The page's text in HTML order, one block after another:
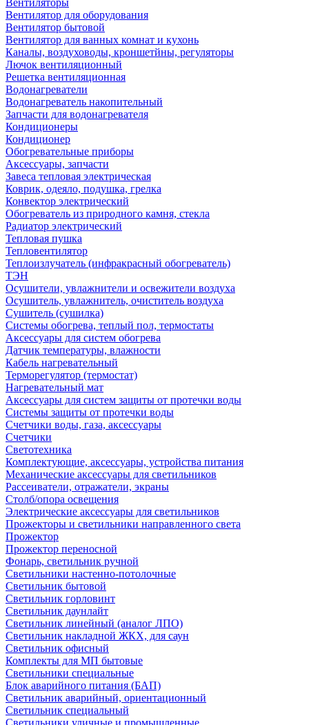
Вентиляторы
Вентилятор для оборудования
Вентилятор бытовой
Вентилятор для ванных комнат и кухонь
Каналы, воздуховоды, кроншетйны, регуляторы
Лючок вентиляционный
Решетка вентиляционная
Водонагреватели
Водонагреватель накопительный
Запчасти для водонагревателя
Кондиционеры
Кондиционер
Обогревательные приборы
Аксессуары, запчасти
Завеса тепловая электрическая
Коврик, одеяло, подушка, грелка
Конвектор электрический
Обогреватель из природного камня, стекла
Радиатор электрический
Тепловая пушка
Тепловентилятор
Теплоизлучатель (инфракрасный обогреватель)
ТЭН
Осушители, увлажнители и освежители воздуха
Осушитель, увлажнитель, очиститель воздуха
Сушитель (сушилка)
Системы обогрева, теплый пол, термостаты
Аксессуары для систем обогрева
Датчик температуры, влажности
Кабель нагревательный
Терморегулятор (термостат)
Нагревательный мат
Аксессуары для систем защиты от протечки воды
Системы защиты от протечки воды
Счетчики воды, газа, аксессуары
Счетчики
Светотехника
Комплектующие, аксессуары, устройства питания
Механические аксессуары для светильников
Рассеиватели, отражатели, экраны
Столб/опора освещения
Электрические аксессуары для светильников
Прожекторы и светильники направленного света
Прожектор
Прожектор переносной
Фонарь, светильник ручной
Светильники настенно-потолочные
Светильник бытовой
Светильник горловинт
Светильник даунлайт
Светильник линейный (аналог ЛПО)
Светильник накладной ЖКХ, для саун
Светильник офисный
Комплекты для МП бытовые
Светильники специальные
Блок аварийного питания (БАП)
Светильник аварийный, ориентационный
Светильник специальный
Светильники уличные и промышленные